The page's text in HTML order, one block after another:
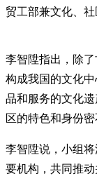
贸工部兼文化、
李智陞指出，除
构成我国的文化
品和服务的文化
区的特色和身份密
李智陞说，小组
要机构，共同推